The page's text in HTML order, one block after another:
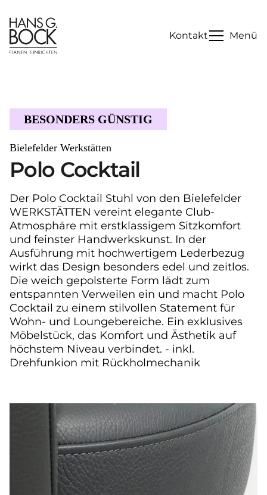
Kontakt Menü
BESONDERS GÜNSTIG
Bielefelder Werkstätten
Polo Cocktail
Der Polo Cocktail Stuhl von den Bielefelder
WERKSTÄTTEN vereint elegante Club-
Atmosphäre mit erstklassigem Sitzkomfort
und feinster Handwerkskunst. In der
Ausführung mit hochwertigem Lederbezug
wirkt das Design besonders edel und zeitlos.
Die weich gepolsterte Form lädt zum
entspannten Verweilen ein und macht Polo
Cocktail zu einem stilvollen Statement für
Wohn- und Loungebereiche. Ein exklusives
Möbelstück, das Komfort und Ästhetik auf
höchstem Niveau verbindet. - inkl.
Drehfunkion mit Rückholmechanik